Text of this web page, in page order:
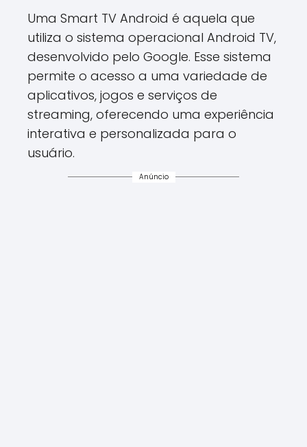
Uma Smart TV Android é aquela que
utiliza o sistema operacional Android TV,
desenvolvido pelo Google. Esse sistema
permite o acesso a uma variedade de
aplicativos, jogos e serviços de
streaming, oferecendo uma experiência
interativa e personalizada para o
usuário.
Anúncio